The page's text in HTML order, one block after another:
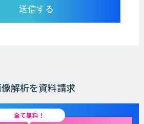
解析を資料請求
全て無料！